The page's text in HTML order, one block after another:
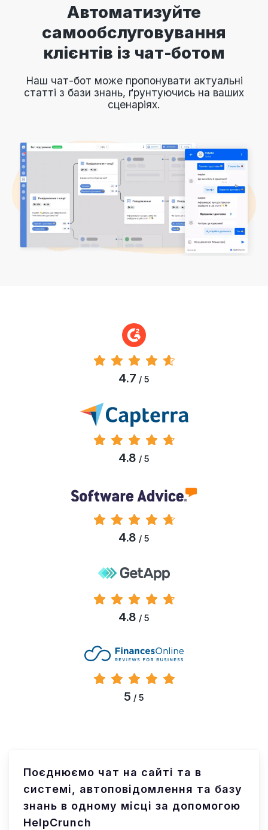
Автоматизуйте
самообслуговування
клієнтів із чат-ботом
Наш чат-бот може пропонувати актуальні
статті з бази знань, ґрунтуючись на ваших
сценаріях.
4.7 / 5
4.8 / 5
4.8 / 5
4.8 / 5
5 / 5
Поєднюємо чат на сайті та в
системі, автоповідомлення та базу
знань в одному місці за допомогою
HelpCrunch